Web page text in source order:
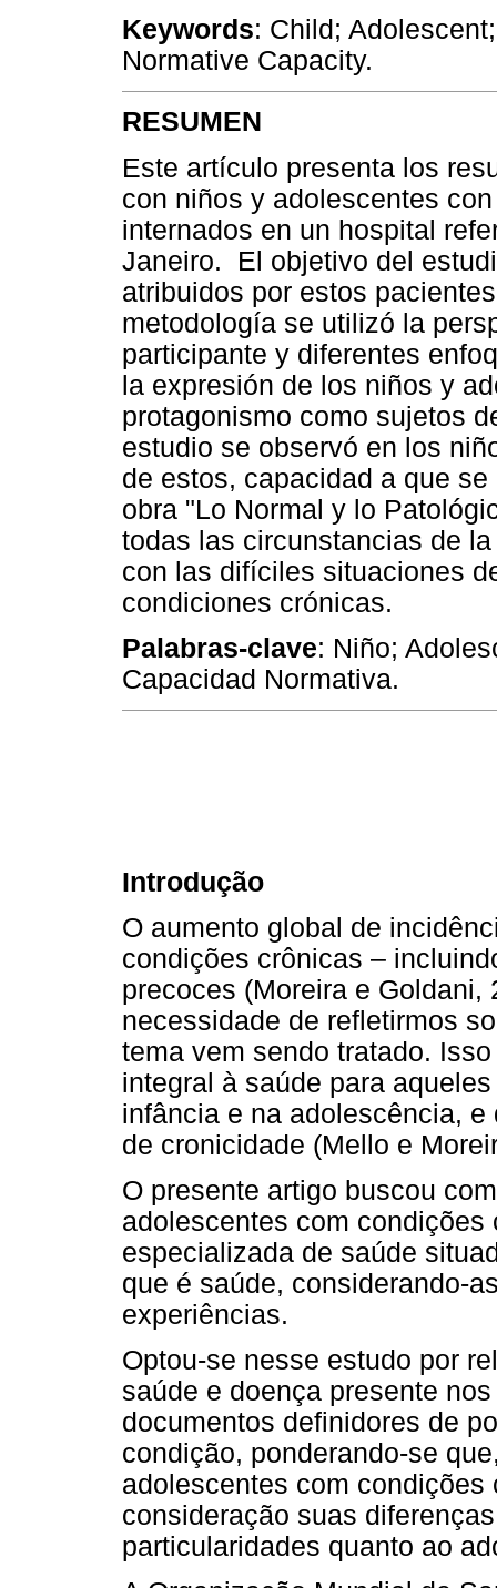
Keywords: Child;
Normative Capacity.
RESUMEN
Este artículo presenta los
con niños y adolescentes
internados en un hospital
Janeiro. El objetivo del
atribuidos por estos
metodología se utilizó la
participante y diferentes
la expresión de los niños y
protagonismo como sujetos
estudio se observó en los
de estos, capacidad a que
obra "Lo Normal y lo
todas las circunstancias de
con las difíciles situaciones
condiciones crónicas.
Palabras-clave: Niño;
Capacidad Normativa.
Introdução
O aumento global de
condições crônicas –
precoces (Moreira e
necessidade de refletirmos
tema vem sendo tratado.
integral à saúde para
infância e na adolescência,
de cronicidade (Mello e
O presente artigo buscou
adolescentes com
especializada de saúde
que é saúde, considerando-
experiências.
Optou-se nesse estudo por
saúde e doença presente
documentos definidores de
condição, ponderando-se
adolescentes com
consideração suas
particularidades quanto ao